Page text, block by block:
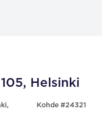
Helsinki
Kohde #24321